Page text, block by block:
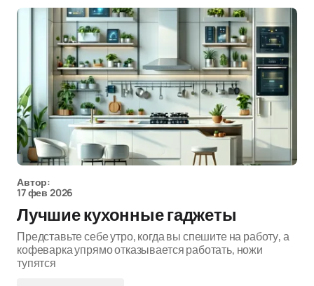
Автор:
17 фев 2026
Лучшие кухонные гаджеты
Представьте себе утро, когда вы спешите на работу, а
кофеварка упрямо отказывается работать, ножи
тупятся